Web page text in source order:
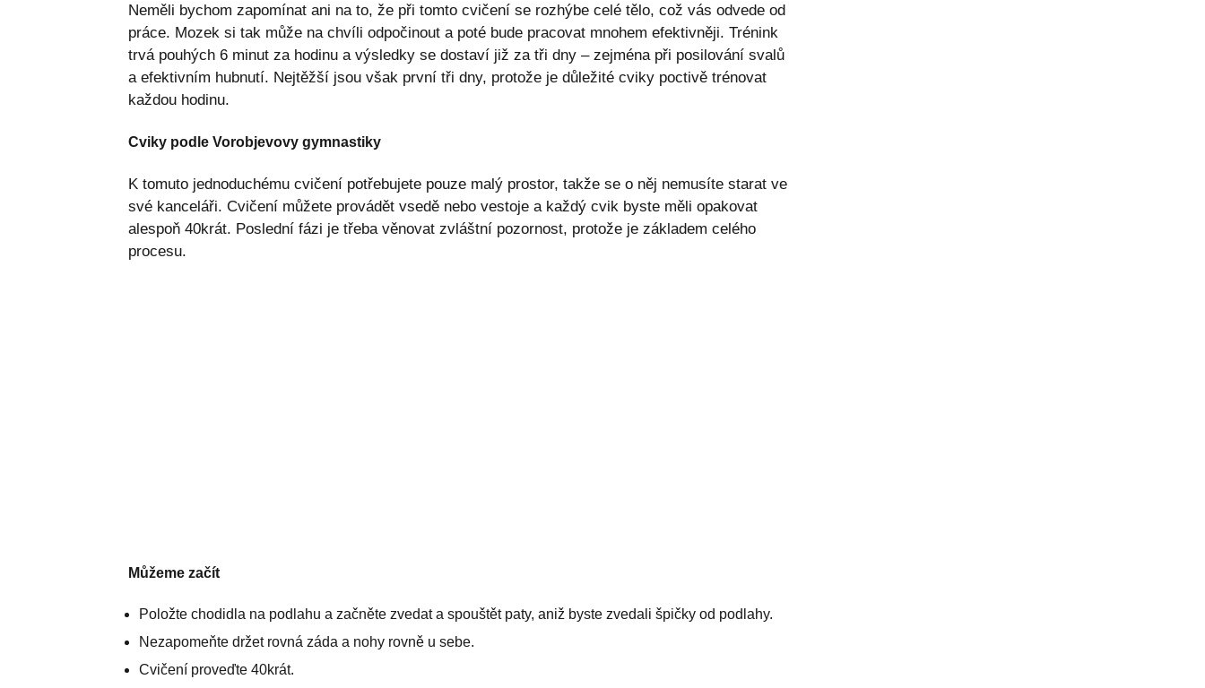
Neměli bychom zapomínat ani na to, že při tomto cvičení se rozhýbe celé tělo, což vás odvede od
práce. Mozek si tak může na chvíli odpočinout a poté bude pracovat mnohem efektivněji. Trénink
trvá pouhých 6 minut za hodinu a výsledky se dostaví již za tři dny – zejména při posilování svalů
a efektivním hubnutí. Nejtěžší jsou však první tři dny, protože je důležité cviky poctivě trénovat
každou hodinu.
Cviky podle Vorobjevovy gymnastiky
K tomuto jednoduchému cvičení potřebujete pouze malý prostor, takže se o něj nemusíte starat ve
své kanceláři. Cvičení můžete provádět vsedě nebo vestoje a každý cvik byste měli opakovat
alespoň 40krát. Poslední fázi je třeba věnovat zvláštní pozornost, protože je základem celého
procesu.
Můžeme začít
Položte chodidla na podlahu a začněte zvedat a spouštět paty, aniž byste zvedali špičky od podlahy.
Nezapomeňte držet rovná záda a nohy rovně u sebe.
Cvičení proveďte 40krát.